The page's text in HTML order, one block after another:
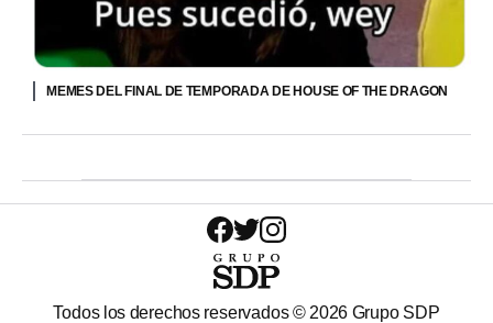
MEMES DEL FINAL DE TEMPORADA DE HOUSE OF THE DRAGON
Todos los derechos reservados © 2026 Grupo SDP